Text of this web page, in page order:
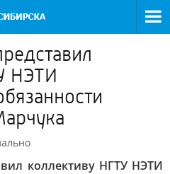
НЭТИ
коллективу НГТУ НЭТИ